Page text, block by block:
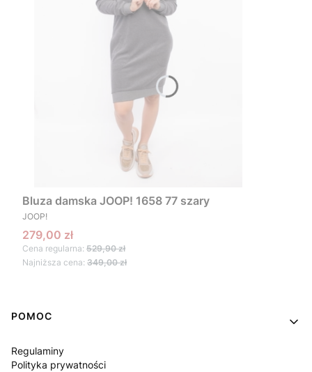
Bluza damska JOOP! 1658 77 szary
PRODUCENT
JOOP!
Cena promocyjna
279,00 zł
Cena regularna: 529,90 zł
Najniższa cena: 349,00 zł
Linki w stopce
POMOC
Regulaminy
Polityka prywatności